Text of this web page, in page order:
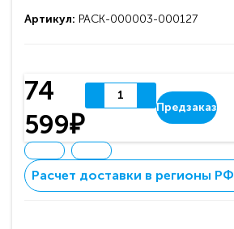
Артикул: PACK-000003-000127
74
599₽
Предзаказ
Расчет доставки в регионы РФ